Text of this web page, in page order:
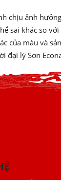
chịu ảnh
sai khác so
của màu và
đại lý Sơn